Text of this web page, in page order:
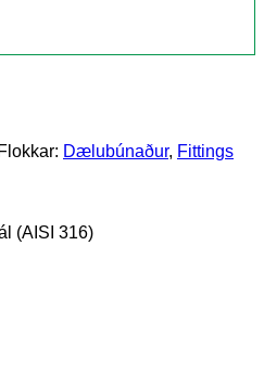
Flokkar: Dælubúnaður, Fittings
(AISI 316)